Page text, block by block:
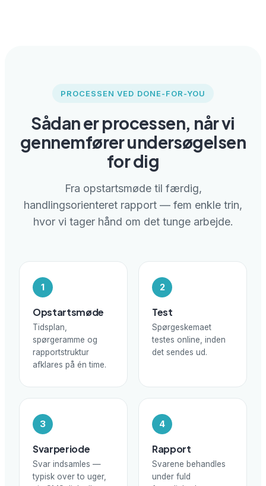
PROCESSEN VED DONE-FOR-YOU
Sådan er processen, når vi
gennemfører undersøgelsen
for dig
Fra opstartsmøde til færdig,
handlingsorienteret rapport — fem enkle trin,
hvor vi tager hånd om det tunge arbejde.
1
Opstartsmøde
Tidsplan,
spørgeramme og
rapportstruktur
afklares på én time.
2
Test
Spørgeskemaet
testes online, inden
det sendes ud.
3
Svarperiode
Svar indsamles —
typisk over to uger,
4
Rapport
Svarene behandles
under fuld